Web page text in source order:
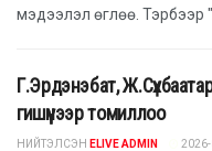
мэдээлэл өглөө. Тэрбээр
Г.Эрдэнэбат,
гишүүнээр томиллоо
НИЙТЭЛСЭН ELIVE ADMIN